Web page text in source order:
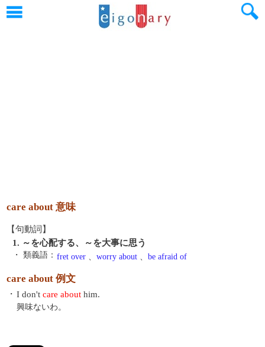
care about 意味
【句動詞】
1. ～を心配する、～を大事に思う
・ 類義語： fret over 、 worry about 、 be afraid of
care about 例文
・ I don't care about him.
興味ないわ。